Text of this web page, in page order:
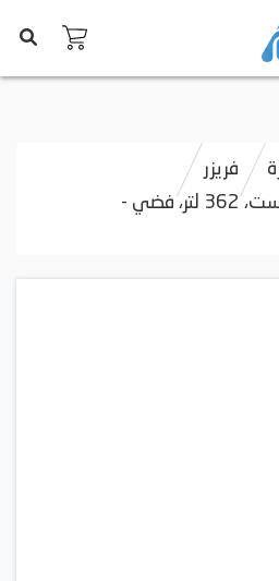
فريزر
فريزر أفقي بيكو، ديفروست، 362 لتر، فضي -